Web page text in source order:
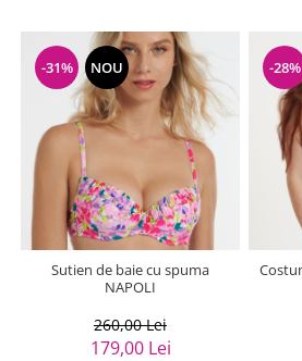
-31% NOU
Sutien de baie cu spuma
NAPOLI
260,00 Lei
179,00 Lei
-28%